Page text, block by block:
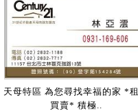
天母特區 為您尋找幸福的家 *
買賣* 積極..